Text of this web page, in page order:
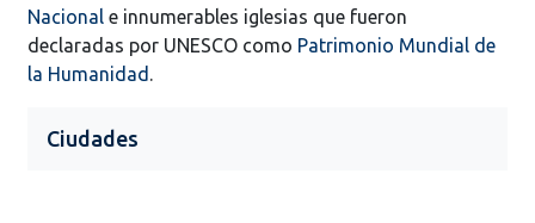
Nacional e innumerables iglesias que fueron
declaradas por UNESCO como Patrimonio Mundial de
la Humanidad .
Ciudades